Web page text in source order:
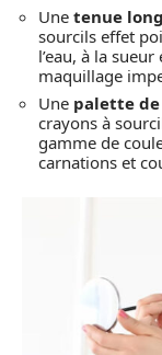
Une tenue
sourcils effet
l’eau, à la
maquillage
Une palette
crayons à
gamme de
carnations et